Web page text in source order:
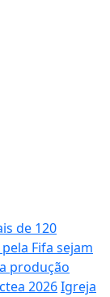
de 120
Fifa sejam
produção
2026Igreja